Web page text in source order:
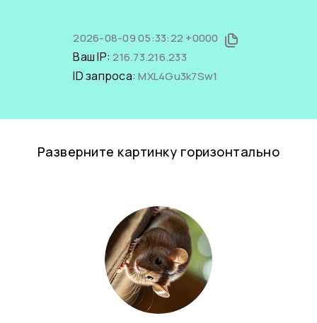
2026-08-09 05:33:22 +0000
Ваш IP:216.73.216.233
ID запроса:MXL4Gu3k7Sw1
Разверните картинку горизонтально